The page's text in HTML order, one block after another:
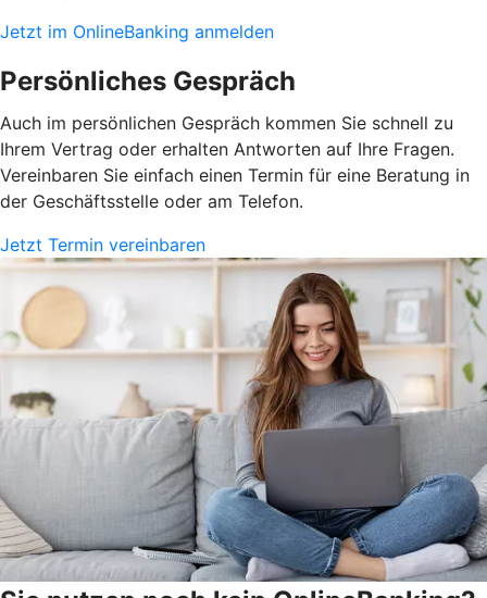
Jetzt im OnlineBanking anmelden
Persönliches Gespräch
Auch im persönlichen Gespräch kommen Sie schnell zu
Ihrem Vertrag oder erhalten Antworten auf Ihre Fragen.
Vereinbaren Sie einfach einen Termin für eine Beratung in
der Geschäftsstelle oder am Telefon.
Jetzt Termin vereinbaren